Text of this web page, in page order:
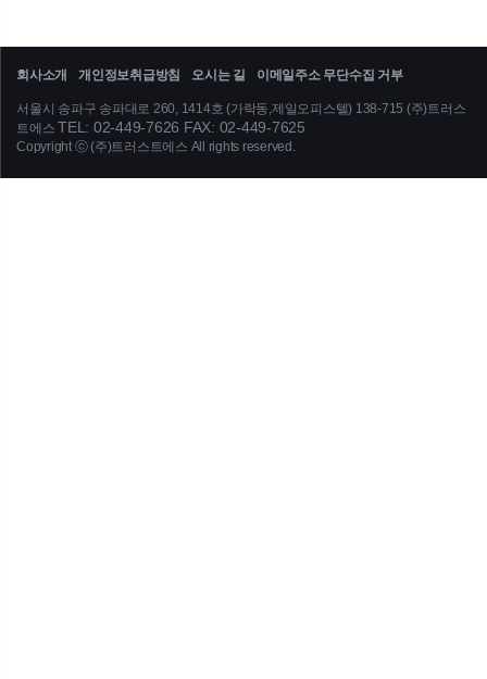
회사소개 개인정보취급방침 오시는 길 이메일주소 무단수집 거부
서울시 송파구 송파대로 260, 1414호 (가락동,제일오피스텔) 138-715 (주)트러스
트에스 TEL: 02-449-7626 FAX: 02-449-7625
Copyright ⓒ (주)트러스트에스 All rights reserved.